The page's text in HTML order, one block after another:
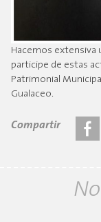
Hacemos extensiva
participe de estas
Patrimonial
Gualaceo.
Compartir